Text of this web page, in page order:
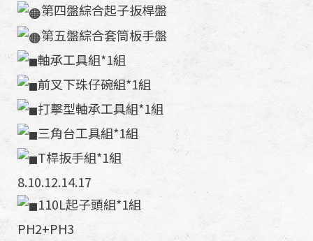
第四盤綜合起子扳桿盤
第五盤綜合套筒板手盤
軸承工具組*1組
前叉下珠仔碗組*1組
打擊型軸承工具組*1組
三角台工具組*1組
T桿扳手組*1組
8.10.12.14.17
110L起子頭組*1組
PH2+PH3